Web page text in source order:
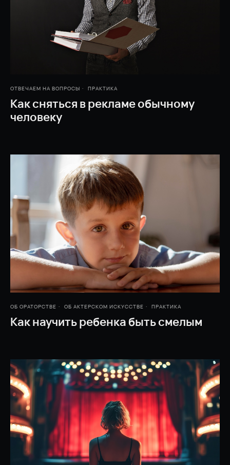
ОТВЕЧАЕМ НА ВОПРОСЫ ПРАКТИКА
Как сняться в рекламе обычному
человеку
ОБ ОРАТОРСТВЕ ОБ АКТЕРСКОМ ИСКУССТВЕ ПРАКТИКА
Как научить ребенка быть смелым